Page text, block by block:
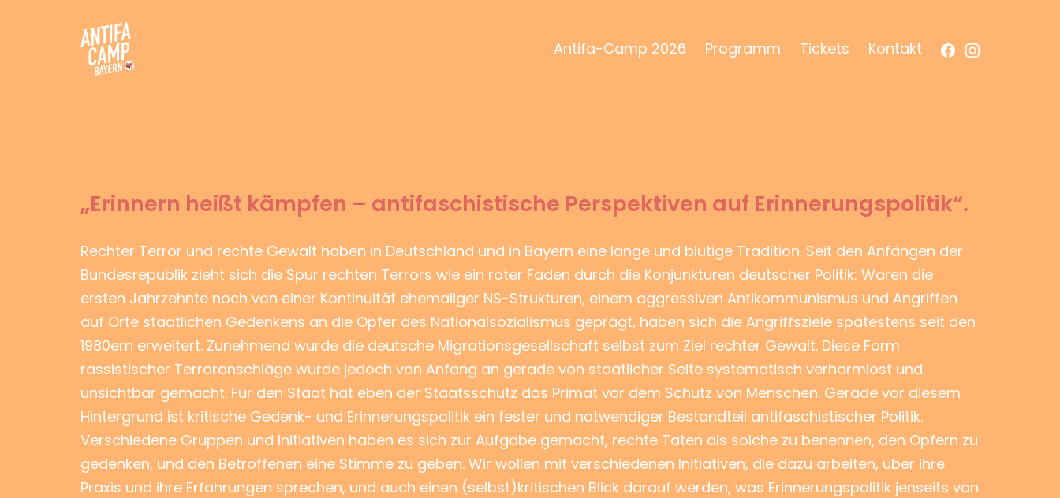
Antifa-Camp 2026 Programm Tickets Kontakt Facebook
Instagram
„Erinnern heißt kämpfen – antifaschistische Perspektiven auf Erinnerungspolitik“.
Rechter Terror und rechte Gewalt haben in Deutschland und in Bayern eine lange und blutige Tradition. Seit den Anfängen der
Bundesrepublik zieht sich die Spur rechten Terrors wie ein roter Faden durch die Konjunkturen deutscher Politik: Waren die
ersten Jahrzehnte noch von einer Kontinuität ehemaliger NS-Strukturen, einem aggressiven Antikommunismus und Angriffen
auf Orte staatlichen Gedenkens an die Opfer des Nationalsozialismus geprägt, haben sich die Angriffsziele spätestens seit den
1980ern erweitert. Zunehmend wurde die deutsche Migrationsgesellschaft selbst zum Ziel rechter Gewalt. Diese Form
rassistischer Terroranschläge wurde jedoch von Anfang an gerade von staatlicher Seite systematisch verharmlost und
unsichtbar gemacht. Für den Staat hat eben der Staatsschutz das Primat vor dem Schutz von Menschen. Gerade vor diesem
Hintergrund ist kritische Gedenk- und Erinnerungspolitik ein fester und notwendiger Bestandteil antifaschistischer Politik.
Verschiedene Gruppen und Initiativen haben es sich zur Aufgabe gemacht, rechte Taten als solche zu benennen, den Opfern zu
gedenken, und den Betroffenen eine Stimme zu geben. Wir wollen mit verschiedenen Initiativen, die dazu arbeiten, über ihre
Praxis und ihre Erfahrungen sprechen, und auch einen (selbst)kritischen Blick darauf werden, was Erinnerungspolitik jenseits von